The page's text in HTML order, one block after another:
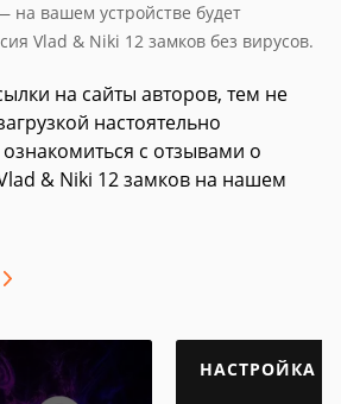
на вашем устройстве будет
Vlad & Niki 12 замков без вирусов.
на сайты авторов, тем не
настоятельно
с отзывами о
& Niki 12 замков на нашем
НАСТРОЙКА